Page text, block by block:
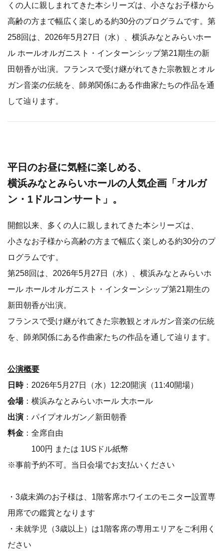
くの人に親しまれてきた本シリーズは、小さなお子様から
高齢の方まで幅広く楽しめる約30分のプログラムです。第
258回は、2026年5月27日（水）、横浜みなとみらいホー
ル ホールオルガニスト・インターンシップ第21期生の新
田朝香が出演。フランスで受け継がれてきた宗教観とオル
ガン音楽の伝統を、師弟関係にある作曲家たちの作品を通
して辿ります。
平日のお昼に気軽に楽しめる、
横浜みなとみらいホールの人気企画「オルガ
ン・1ドルコンサート」。
開館以来、多くの人に親しまれてきた本シリーズは、
小さなお子様から高齢の方まで幅広く楽しめる約30分のプ
ログラムです。
第258回は、2026年5月27日（水）、横浜みなとみらいホ
ール ホールオルガニスト・インターンシップ第21期生の
新田朝香が出演。
フランスで受け継がれてきた宗教観とオルガン音楽の伝統
を、師弟関係にある作曲家たちの作品を通して辿ります。
公演概要
日時：2026年5月27日（水）12:20開演（11:40開場）
会場：横浜みなとみらいホール 大ホール
出演 ：パイプオルガン／新田朝香
料金 ：全席自由
100円 または 1USドル紙幣
※事前予約不可。当日会場でお支払いください
・3歳未満のお子様は、1階客席ホワイエのモニター設置専
用席での鑑賞となります
・未就学児（3歳以上）は1階客席の専用エリアをご利用く
ださい